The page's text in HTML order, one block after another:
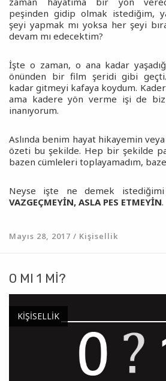
peşinden gidip olmak istediğim,
şeyi yapmak mı yoksa her şeyi
devam mı edecektim?
İşte o zaman, o ana kadar
önünden bir film şeridi gibi
kadar gitmeyi kafaya koydum.
ama kadere yön verme işi de biz
inanıyorum.
Aslında benim hayat hikayemin
özeti bu şekilde. Hep bir şekilde
bazen cümleleri toplayamadım,
Neyse işte ne demek istediğimi
VAZGEÇMEYİN, ASLA PES ETMEYİN.
Mayıs 28, 2017 / Kişisellik
0 MI 1 MI?
KIŞISELLIK